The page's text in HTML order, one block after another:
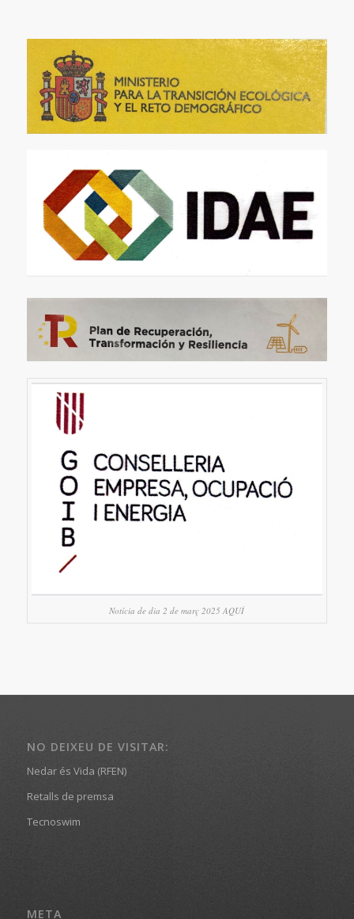
Notícia de dia 2 de març 2025 AQUÍ
NO DEIXEU DE VISITAR:
Nedar és Vida (RFEN)
Retalls de premsa
Tecnoswim
META